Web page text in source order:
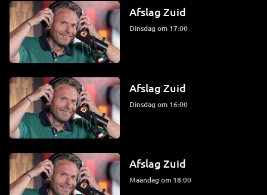
Afslag Zuid
dinsdag om 17:00
Afslag Zuid
dinsdag om 16:00
Afslag Zuid
maandag om 18:00